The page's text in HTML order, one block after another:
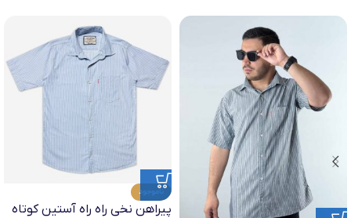
ناموجود
پیراهن نخی راه راه آستین کوتاه